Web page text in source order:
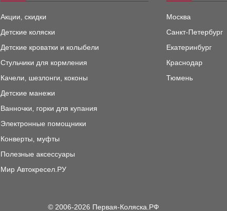
Акции, скидки
Детские коляски
Детские кроватки и колыбели
Стульчики для кормления
Качели, шезлонги, коконы
Детские манежи
Ванночки, горки для купания
Электронные помощники
Конверты, муфты
Полезные аксессуары
Мир Автокресел.РУ
Москва
Санкт-Петербург
Екатеринбург
Краснодар
Тюмень
© 2006-2026 Первая-Коляска.РФ